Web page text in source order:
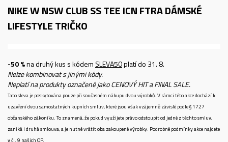
NIKE W NSW CLUB SS TEE ICN FTRADÁMSKÉ
LIFESTYLE TRIČKO
-50 %na druhý kus s kódem SLEVA50platí do 31. 8.
Nelze kombinovat s jinými kódy.
Neplatí na produkty označené jako CENOVÝ HIT a FINAL SALE.
Tato sleva je poskytována pouze při současném nákupu dvou výrobků. V rámci této akce dochází k
uzavření dvou samostatných kupních smluv, které jsou však vzájemně závislé podle § 1727
občanského zákoníku. To znamená, že pokud využijete právo odstoupit od jedné z těchto smluv,
zaniká i druhá smlouva, a je nutné vrátit oba zakoupené výrobky. Podrobné podmínky akce najdete
v čl. 9 našich OP.